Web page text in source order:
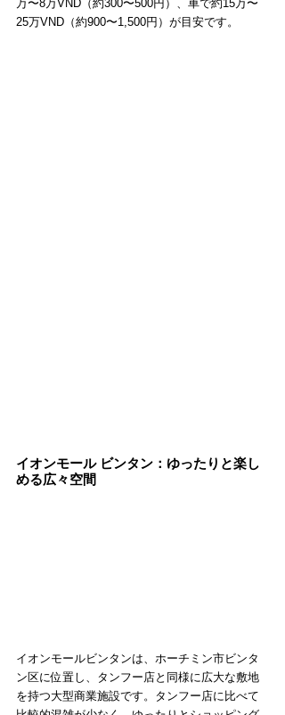
万〜8万VND（約300〜500円）、車で約15万〜
25万VND（約900〜1,500円）が目安です。
イオンモール ビンタン：ゆったりと楽し
める広々空間
イオンモールビンタンは、ホーチミン市ビンタ
ン区に位置し、タンフー店と同様に広大な敷地
を持つ大型商業施設です。タンフー店に比べて